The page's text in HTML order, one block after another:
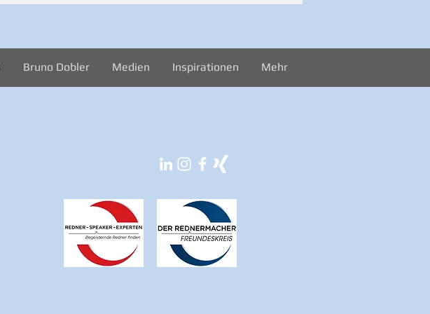
Bruno Dobler Medien Inspirationen Mehr